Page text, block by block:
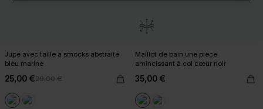
Jupe avec taille à smocks abstraite
bleu marine
25,00 €29,00 €
Maillot de bain une pièce
amincissant à col cœur noir
35,00 €